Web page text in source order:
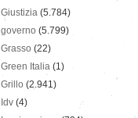
Giustizia (5.784)
governo (5.799)
Grasso (22)
Green Italia (1)
Grillo (2.941)
Idv (4)